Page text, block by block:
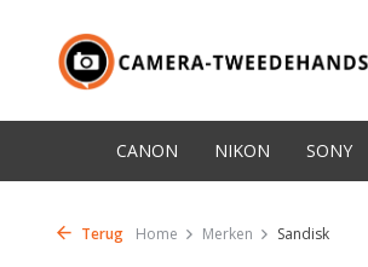
CANON NIKON SONY
Terug Home Merken Sandisk